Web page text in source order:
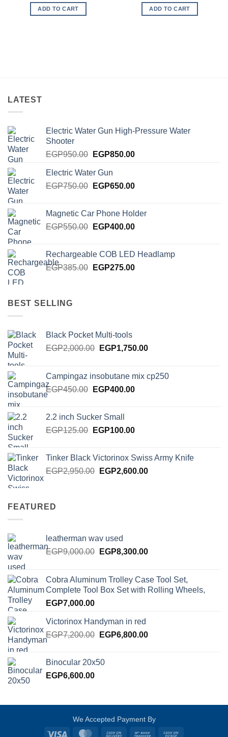
ADD TO CART ADD TO CART
LATEST
Electric Water Gun High-Pressure Water
Shooter
EGP950.00
Original
was:
EGP950.00.
EGP850.00Current
EGP850.00.
Electric Water Gun
EGP750.00
Original
EGP750.00.
EGP650.00Current
EGP650.00.
Magnetic Car Phone Holder
EGP550.00
Original
EGP550.00.
EGP400.00Current
EGP400.00.
Rechargeable COB LED Headlamp
EGP385.00
Original
EGP275.00Current
BEST SELLING
Black Pocket Multi-tools
EGP2,000.00 Original
EGP2,000.00.
EGP1,750.00Current
EGP1,750.00.
Campingaz insobutane mix cp250
EGP450.00 Original
EGP450.00.
EGP400.00Current
2.2 inch Sucker Small
EGP125.00 Original
EGP125.00.
EGP100.00Current
EGP100.00.
Tinker Black Victorinox Swiss Army Knife
EGP2,950.00 Original
EGP2,600.00Current
FEATURED
leatherman wav used
EGP9,000.00 Original
EGP9,000.00.
EGP8,300.00Current
EGP8,300.00.
Cobra Aluminum Trolley Case Tool Set,
Complete Tool Box Set with Rolling Wheels,
EGP7,000.00
Victorinox Handyman in red
EGP7,200.00 Original
EGP7,200.00.
EGP6,800.00Current
Binocular 20x50
EGP6,600.00
We Accepted Payment By
Visa
MasterCardCash Bank